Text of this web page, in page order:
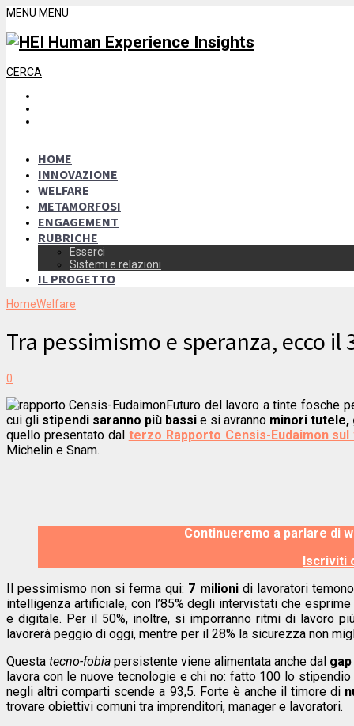
MENU MENU
CERCA
HOME
INNOVAZIONE
WELFARE
METAMORFOSI
ENGAGEMENT
RUBRICHE
Esserci
Sistemi e relazioni
IL PROGETTO
HomeWelfare
Tra pessimismo e speranza, ecco
0
Futuro del lavoro a tinte fosche
cui gli stipendi saranno più bassi e si avranno minori tutele,
quello presentato dal terzo Rapporto Censis-Eudaimon
Michelin e Snam.
Continueremo a parlare di
Iscriviti
Il pessimismo non si ferma qui: 7 milionidi lavoratori
intelligenza artificiale, con l’85% degli intervistati che
e digitale. Per il 50%, inoltre, si imporranno ritmi di lavoro
lavorerà peggio di oggi, mentre per il 28% la sicurezza non
Questatecno-fobia persistente viene alimentata anche dal
lavora con le nuove tecnologie e chi no: fatto 100 lo
negli altri comparti scende a 93,5. Forte è anche il timore di
trovare obiettivi comuni tra imprenditori, manager e lavoratori.